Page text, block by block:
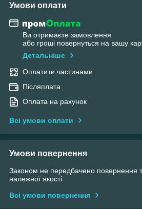
Умови оплати
Ви отримаєте замовлення
або гроші повернуться на вашу
Детальніше
Оплатити частинами
Післяплата
Оплата на рахунок
Всі умови оплати
Умови повернення
Законом не передбачено повернення
належної якості
Всі умови повернення